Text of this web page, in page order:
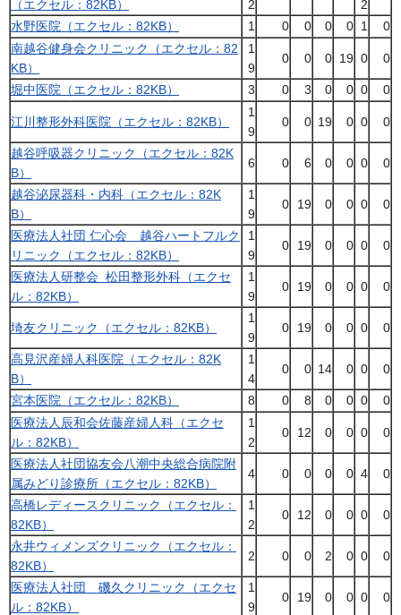
（エクセル：82KB）
2
2
水野医院（エクセル：82KB） 1 0 0 0 0 1
0
南越谷健身会クリニック（エクセル：82
KB）
1
9
0 0 0 19 0 0
堀中医院（エクセル：82KB） 3 0 3 0 0 0 0
江川整形外科医院（エクセル：82KB）
1
9
0 0 19 0 0 0
越谷呼吸器クリニック（エクセル：82K
B）
6 0 6 0 0 0 0
越谷泌尿器科・内科（エクセル：82K
B）
1
9
0 19 0 0 0 0
医療法人社団 仁心会 越谷ハートフルク
リニック（エクセル：82KB）
1
9
0 19 0 0 0 0
医療法人研整会 松田整形外科（エクセ
ル：82KB）
1
9
0 19 0 0 0 0
埼友クリニック（エクセル：82KB）
1
9
0 19 0 0 0 0
高見沢産婦人科医院（エクセル：82K
B）
1
4
0 0 14 0 0 0
宮本医院（エクセル：82KB） 8 0 8 0 0 0
0
医療法人辰和会佐藤産婦人科（エクセ
ル：82KB）
1
2
0 12 0 0 0 0
医療法人社団協友会八潮中央総合病院附
属みどり診療所（エクセル：82KB）
4 0 0 0 0 4 0
高橋レディースクリニック（エクセル：
82KB）
1
2
0 12 0 0 0 0
永井ウィメンズクリニック（エクセル：
82KB）
2 0 0 2 0 0 0
医療法人社団 磯久クリニック（エクセ
ル：82KB）
1
9
0 19 0 0 0 0